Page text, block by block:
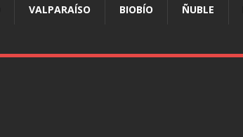
VALPARAÍSO BIOBÍO ÑUBLE